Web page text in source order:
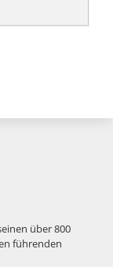
über 800
führenden